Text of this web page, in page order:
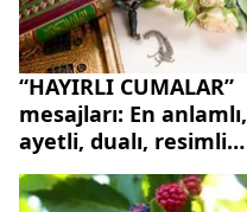
“HAYIRLI CUMALAR”
mesajları: En anlamlı,
ayetli, dualı, resimli
ve hadisli Cuma
sözleri